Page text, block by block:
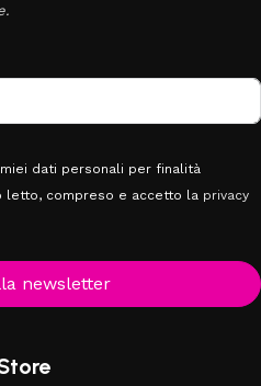
dati personali per finalità
letto, compreso e accetto la privacy
newsletter